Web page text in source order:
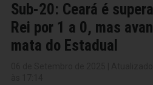
Sub-20: Ceará é
Rei por 1 a 0, mas
mata do Estadual